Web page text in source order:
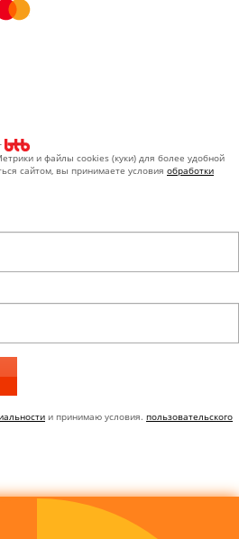
и файлы cookies (куки) для более удобной
сайтом, вы принимаете условия обработки
и принимаю условия. пользовательского